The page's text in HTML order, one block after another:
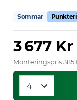
Sommar
3 677 Kr
Monteringspris 385